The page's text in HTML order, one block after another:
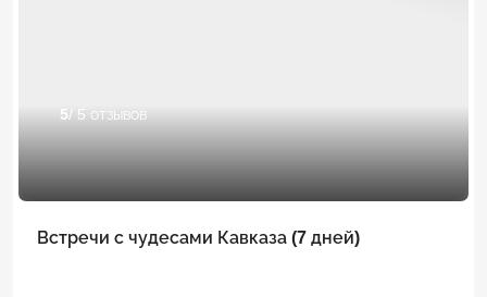
5/ 5 отзывов
Встречи с чудесами Кавказа (7 дней)